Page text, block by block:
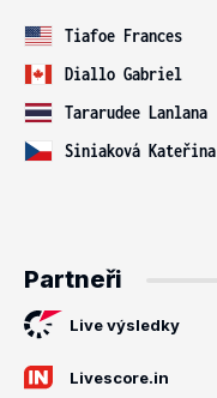
Tiafoe Frances
Diallo Gabriel
Tararudee Lanlana
Siniaková Kateřina
Partneři
Live výsledky
Livescore.in